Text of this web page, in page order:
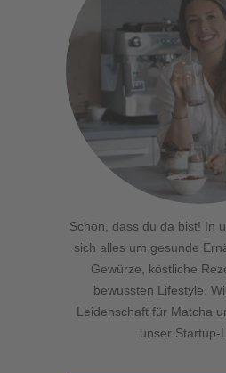
Schön, dass du da bist! In
sich alles um gesunde
Gewürze, köstliche
bewussten Lifestyle.
Leidenschaft für Matcha
unser Startup-